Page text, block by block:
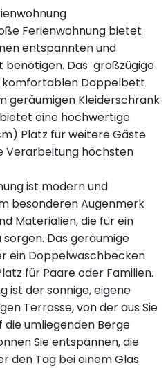
Ferienwohnung bietet
entspannten und
Das großzügige
Doppelbett
geräumigen Kleiderschrank
eine hochwertige
Platz für weitere Gäste
Verarbeitung höchsten
ist modern und
besonderen Augenmerk
Materialien, die für ein
Das geräumige
ein Doppelwaschbecken
für Paare oder Familien.
ist der sonnige, eigene
Terrasse, von der aus Sie
umliegenden Berge
Sie entspannen, die
den Tag bei einem Glas